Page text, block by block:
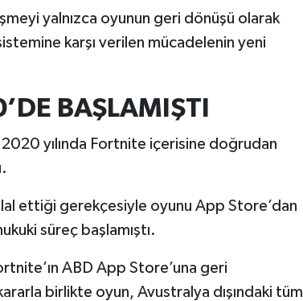
yalnızca oyunun geri dönüşü olarak
karşı verilen mücadelenin yeni
BAŞLAMIŞTI
yılında Fortnite içerisine doğrudan
ettiği gerekçesiyle oyunu App Store’dan
süreç başlamıştı.
ABD App Store’una geri
birlikte oyun, Avustralya dışındaki tüm